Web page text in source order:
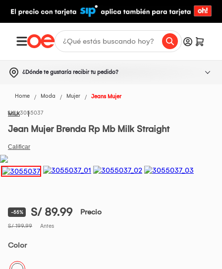
¿Dónde te gustaría recibir tu pedido?
Home Moda Mujer Jeans Mujer
MILK3055037
Jean Mujer Brenda Rp Mb Milk Straight
-55% S/ 89.99 Precio
S/ 199.99 Antes
Color